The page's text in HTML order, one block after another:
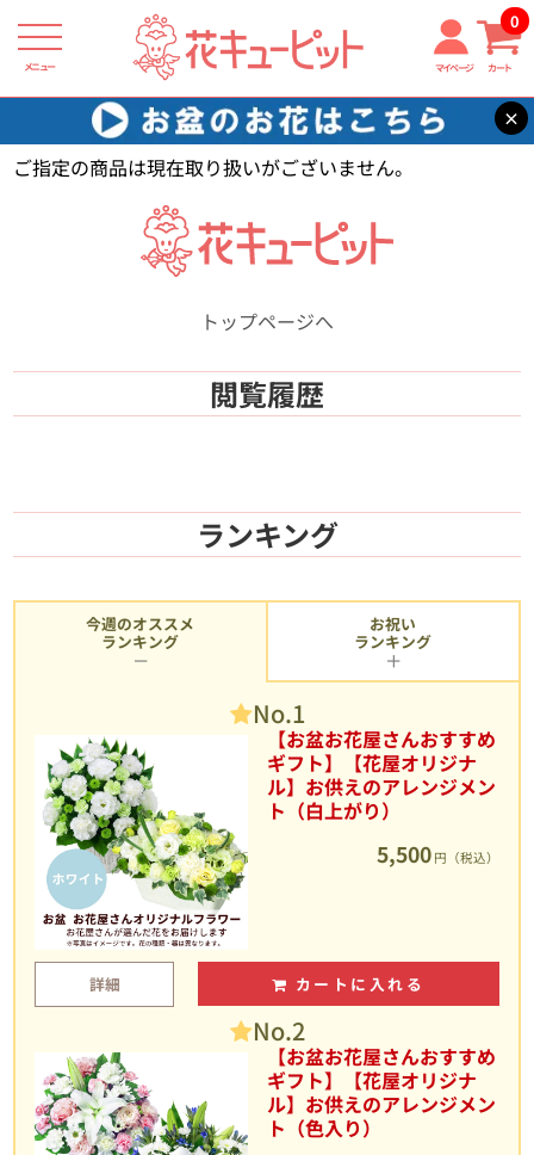
メニュー マイページ カート
0
×
花キューピット 【】
ご指定の商品は現在取り扱いがございません。
トップページへ
閲覧履歴
ランキング
今週のオススメ
ランキング
No.1
【お盆お花屋さんおすすめ
ギフト】【花屋オリジナ
ル】お供えのアレンジメン
ト（白上がり）
5,500 円（税込）
詳細 カートに入れる
No.2
【お盆お花屋さんおすすめ
ギフト】【花屋オリジナ
ル】お供えのアレンジメン
ト（色入り）
お祝い
ランキング